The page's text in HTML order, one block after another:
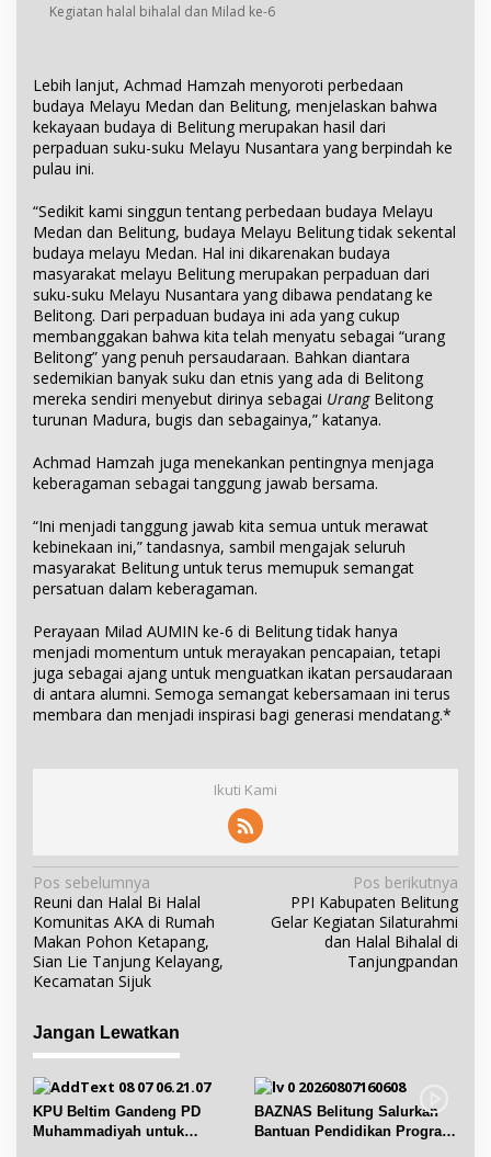
Kegiatan halal bihalal dan Milad ke-6
Lebih lanjut, Achmad Hamzah menyoroti perbedaan
budaya Melayu Medan dan Belitung, menjelaskan bahwa
kekayaan budaya di Belitung merupakan hasil dari
perpaduan suku-suku Melayu Nusantara yang berpindah ke
pulau ini.
“Sedikit kami singgun tentang perbedaan budaya Melayu
Medan dan Belitung, budaya Melayu Belitung tidak sekental
budaya melayu Medan. Hal ini dikarenakan budaya
masyarakat melayu Belitung merupakan perpaduan dari
suku-suku Melayu Nusantara yang dibawa pendatang ke
Belitong. Dari perpaduan budaya ini ada yang cukup
membanggakan bahwa kita telah menyatu sebagai “urang
Belitong” yang penuh persaudaraan. Bahkan diantara
sedemikian banyak suku dan etnis yang ada di Belitong
mereka sendiri menyebut dirinya sebagai UrangBelitong
turunan Madura, bugis dan sebagainya,” katanya.
Achmad Hamzah juga menekankan pentingnya menjaga
keberagaman sebagai tanggung jawab bersama.
“Ini menjadi tanggung jawab kita semua untuk merawat
kebinekaan ini,” tandasnya, sambil mengajak seluruh
masyarakat Belitung untuk terus memupuk semangat
persatuan dalam keberagaman.
Perayaan Milad AUMIN ke-6 di Belitung tidak hanya
menjadi momentum untuk merayakan pencapaian, tetapi
juga sebagai ajang untuk menguatkan ikatan persaudaraan
di antara alumni. Semoga semangat kebersamaan ini terus
membara dan menjadi inspirasi bagi generasi mendatang.*
Ikuti Kami
N
a
v
i
g
s
i
p
o
Pos sebelumnya
Reuni dan Halal Bi Halal
Komunitas AKA di Rumah
Makan Pohon Ketapang,
Sian Lie Tanjung Kelayang,
Kecamatan Sijuk
Pos berikutnya
PPI Kabupaten Belitung
Gelar Kegiatan Silaturahmi
dan Halal Bihalal di
Tanjungpandan
Jangan Lewatkan
KPU Beltim Gandeng PD
Muhammadiyah untuk
BAZNAS Belitung Salurkan
Bantuan Pendidikan Program